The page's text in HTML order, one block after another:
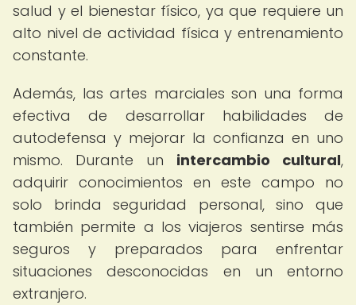
salud y el bienestar físico, ya que requiere un
alto nivel de actividad física y entrenamiento
constante.
Además, las artes marciales son una forma
efectiva de desarrollar habilidades de
autodefensa y mejorar la confianza en uno
mismo. Durante un intercambio cultural,
adquirir conocimientos en este campo no
solo brinda seguridad personal, sino que
también permite a los viajeros sentirse más
seguros y preparados para enfrentar
situaciones desconocidas en un entorno
extranjero.